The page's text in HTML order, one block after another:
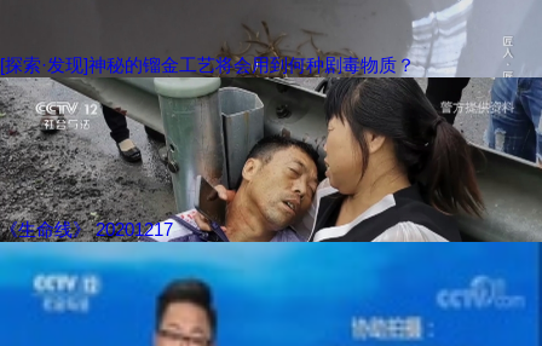
[探索·发现]神秘的镏金工艺将会用到何种剧毒物质？
《生命线》 20201217